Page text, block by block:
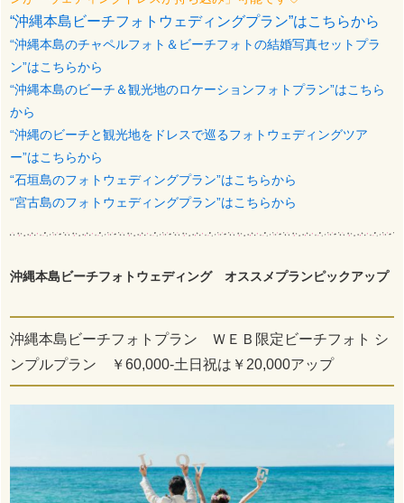
“沖縄本島ビーチフォトウェディングプラン”はこちらから
“沖縄本島のチャペルフォト＆ビーチフォトの結婚写真セットプラ
ン”はこちらから
“沖縄本島のビーチ＆観光地のロケーションフォトプラン”はこちら
から
“沖縄のビーチと観光地をドレスで巡るフォトウェディングツア
ー”はこちらから
“石垣島のフォトウェディングプラン”はこちらから
“宮古島のフォトウェディングプラン”はこちらから
沖縄本島ビーチフォトウェディング オススメプランピックアップ
沖縄本島ビーチフォトプラン ＷＥＢ限定ビーチフォト シ
ンプルプラン ￥60,000-土日祝は￥20,000アップ